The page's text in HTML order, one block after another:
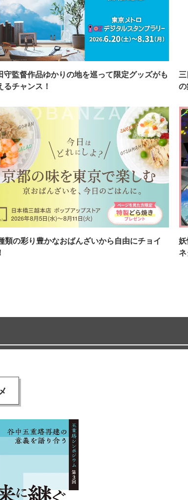
守監督作品ゆかりの地を巡って限定グッズがも
るチャンス！
類の彩り豊かなおばんざいから自由にチョイ